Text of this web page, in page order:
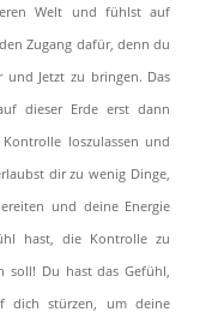
Welt und fühlst auf
Zugang dafür, denn du
und Jetzt zu bringen. Das
dieser Erde erst dann
loszulassen und
dir zu wenig Dinge,
und deine Energie
hast, die Kontrolle zu
soll! Du hast das Gefühl,
dich stürzen, um deine